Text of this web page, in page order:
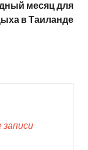
месяц для
в Таиланде